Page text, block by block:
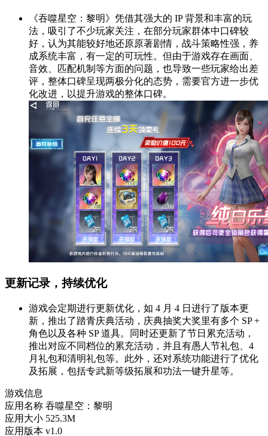
《吞噬星空：黎明》凭借其强大的 IP 背景和丰富的玩
法，吸引了不少玩家关注，在部分玩家群体中口碑较
好，认为其能较好地还原原著剧情，战斗策略性强，养
成系统丰富，有一定的可玩性。但由于游戏存在画面、
音效、匹配机制等方面的问题，也导致一些玩家给出差
评，整体口碑呈现两极分化的态势，需要官方进一步优
化改进，以提升游戏的整体口碑。
更新记录，持续优化
游戏会定期进行更新优化，如 4 月 4 日进行了版本更
新，推出了踏青庆典活动，庆典抽奖大奖里有多个 SP +
角色以及各种 SP 道具。同时还更新了节日累充活动，
推出对应不同档位的累充活动，并且有愚人节礼包、4
月礼包和清明礼包等。此外，还对系统功能进行了优化
及拓展，包括专武新等级拓展和功法一键升星等。
游戏信息
应用名称 吞噬星空：黎明
应用大小 525.3M
应用版本 v1.0